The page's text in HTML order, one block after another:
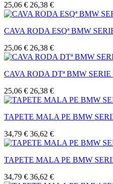
25,06 € 26,38 €
CAVA RODA ESQª BMW
25,06 € 26,38 €
CAVA RODA DTª BMW SERIE
25,06 € 26,38 €
TAPETE MALA PE BMW
34,79 € 36,62 €
TAPETE MALA PE BMW
34,79 € 36,62 €